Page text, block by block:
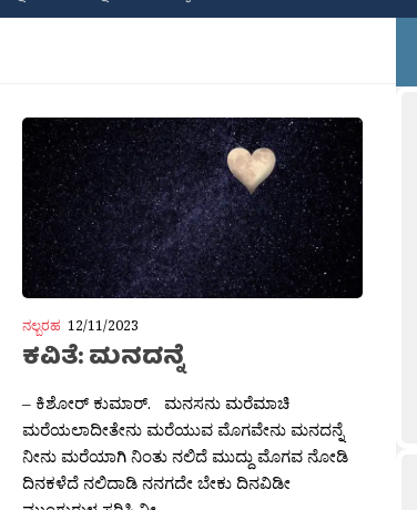
ನಲ್ಬರಹ 12/11/2023
ಕವಿತೆ: ಮನದನ್ನೆ
– ಕಿಶೋರ್ ಕುಮಾರ್. ಮನಸನು ಮರೆಮಾಚಿ
ಮರೆಯಲಾದೀತೇನು ಮರೆಯುವ ಮೊಗವೇನು ಮನದನ್ನೆ
ನೀನು ಮರೆಯಾಗಿ ನಿಂತು ನಲಿದೆ ಮುದ್ದು ಮೊಗವ ನೋಡಿ
ದಿನಕಳೆದೆ ನಲಿದಾಡಿ ನನಗದೇ ಬೇಕು ದಿನವಿಡೀ